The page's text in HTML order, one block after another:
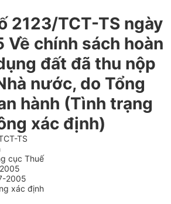
2123/TCT-TS ngày
chính sách hoàn
đất đã thu nộp
nước, do Tổng
hành (Tình trạng
xác định)
TS
cục Thuế
2005
xác định